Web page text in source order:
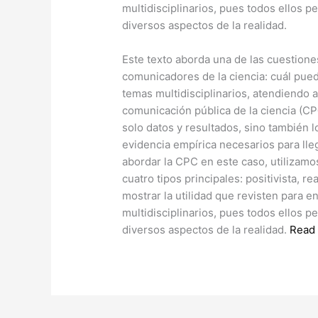
multidisciplinarios, pues todos ellos
diversos aspectos de la realidad.
​Este texto aborda una de las
comunicadores de la ciencia: cuál
temas multidisciplinarios, atendiendo
comunicación pública de la ciencia
solo datos y resultados, sino también
evidencia empírica necesarios para
abordar la CPC en este caso,
cuatro tipos principales: positivista,
mostrar la utilidad que revisten para
multidisciplinarios, pues todos ellos
diversos aspectos de la realidad.